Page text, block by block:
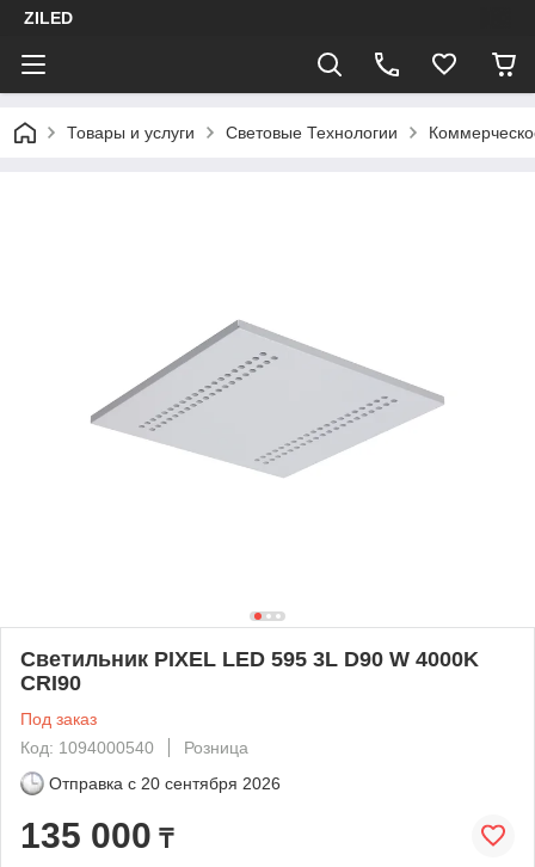
ZILED
Товары и услуги Световые Технологии
Светильник PIXEL LED 595 3L D90 W 4000K
CRI90
Под заказ
Код: 1094000540
Розница
Отправка с 20 сентября 2026
135 000 ₸